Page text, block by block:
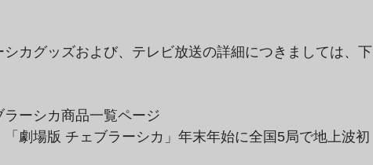
カグッズおよび、テレビ放送の詳細につきましては、下
ーシカ商品一覧ページ
劇場版 チェブラーシカ」年末年始に全国5局で地上波初